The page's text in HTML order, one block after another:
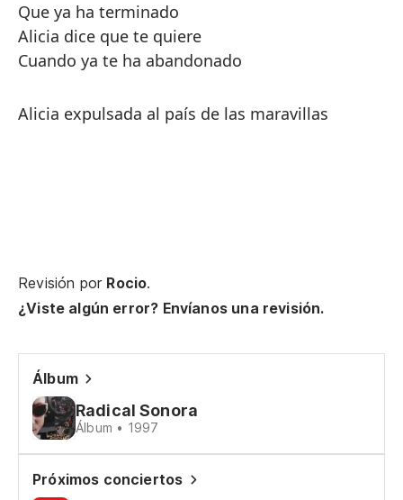
Que ya ha terminado
Alicia dice que te quiere
Cuando ya te ha abandonado
Alicia expulsada al país de las maravillas
Revisión por Rocio.
¿Viste algún error? Envíanos una revisión.
Álbum
Radical Sonora
Álbum • 1997
Próximos conciertos